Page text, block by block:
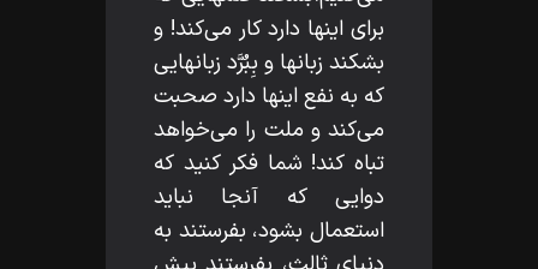
براى اينها دارد كار مى‌كند! و
بشكند زبانها و بِبُرَّد زبانهايى
كه به نفع اينها دارد صحبت
مى‌كند و ملت را مى‌خواهد
تباه كند! شما فكر كنيد كه
دوايى كه آنجا نبايد
استعمال بشود، بفرستند به